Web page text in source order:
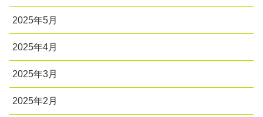
2025年5月
2025年4月
2025年3月
2025年2月